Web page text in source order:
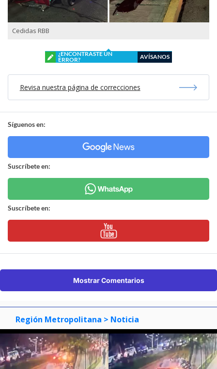
Cedidas RBB
¿ENCONTRASTE UN
ERROR?
AVÍSANOS
Revisa nuestra página de correcciones
Síguenos en:
Suscríbete en:
Suscríbete en:
Mostrar Comentarios
Región Metropolitana > Noticia